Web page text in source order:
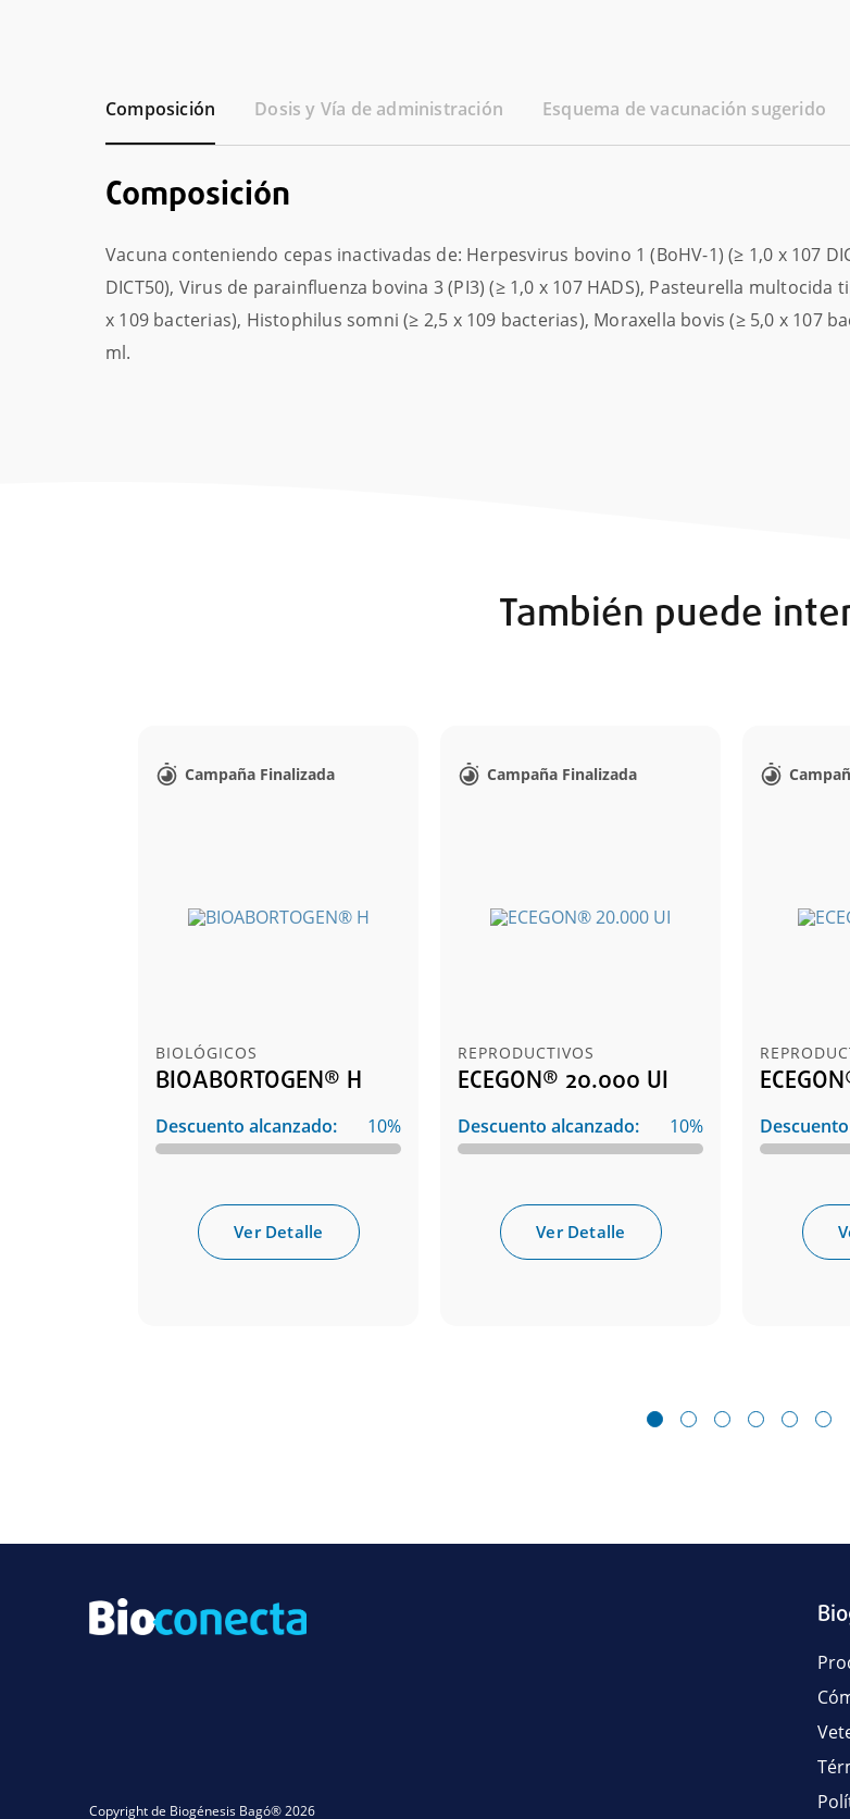
Composición Dosis y Vía de administración Esquema de vacunación sugerido
Composición
Vacuna conteniendo cepas inactivadas de: Herpesvirus bovino 1 (BoHV-1) (≥ 1,0 x 107
DICT50), Virus de parainfluenza bovina 3 (PI3) (≥ 1,0 x 107 HADS), Pasteurella
x 109 bacterias), Histophilus somni (≥ 2,5 x 109 bacterias), Moraxella bovis (≥ 5,0 x 107
ml.
También puede
Campaña Finalizada
BIOLÓGICOS
BIOABORTOGEN® H
Descuento alcanzado: 10%
Ver Detalle
Campaña Finalizada
REPRODUCTIVOS
ECEGON® 20.000 UI
Descuento alcanzado: 10%
Ver Detalle
1 2 3 4 5 6
Copyright de Biogénesis Bagó® 2026